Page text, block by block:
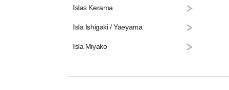
Islas Kerama
Isla Ishigaki / Yaeyama
Isla Miyako